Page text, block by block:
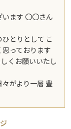
ます 〇〇さん
とりとして こ
っております
くお願いいたし
がより一層 豊